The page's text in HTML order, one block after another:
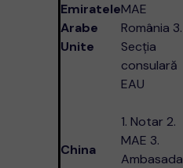
Emiratele
Arabe
Unite
MAE
România 3.
Secția
consulară
EAU
China
1. Notar 2.
MAE 3.
Ambasada